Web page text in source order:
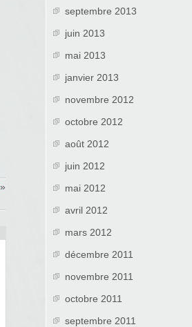
»
septembre 2013
juin 2013
mai 2013
janvier 2013
novembre 2012
octobre 2012
août 2012
juin 2012
mai 2012
avril 2012
mars 2012
décembre 2011
novembre 2011
octobre 2011
septembre 2011